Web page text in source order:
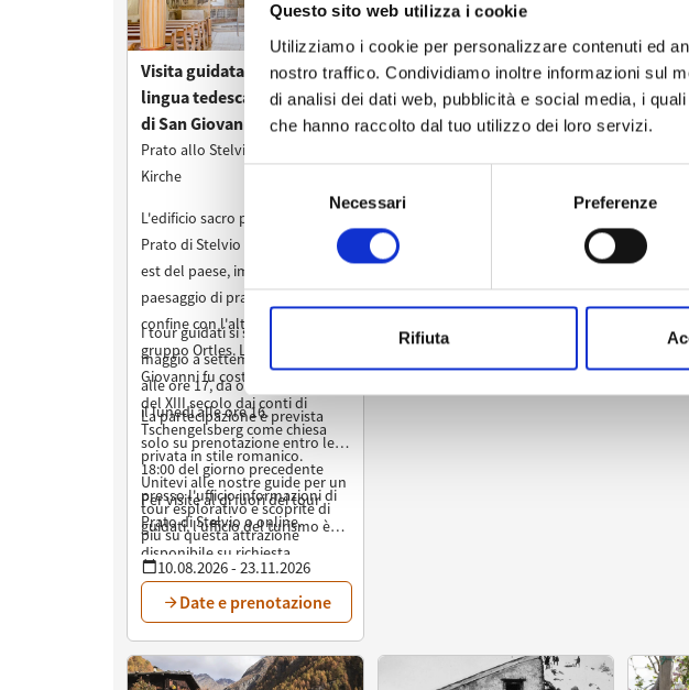
Questo sito web utilizza i cookie
Utilizziamo i cookie per personalizzare contenuti ed
nostro traffico. Condividiamo inoltre informazioni sul
di analisi dei dati web, pubblicità e social media, i
che hanno raccolto dal tuo utilizzo dei loro servizi.
consenso
Necessari Preferenze
Rifiuta